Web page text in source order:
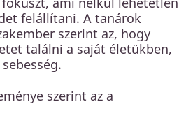
felállítani. A tanárok
szerint az, hogy
találni a saját életükben,
szerint az a